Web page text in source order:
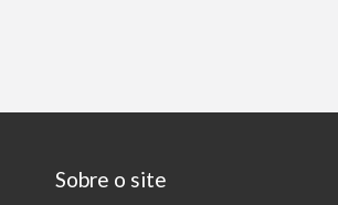
Sobre o site